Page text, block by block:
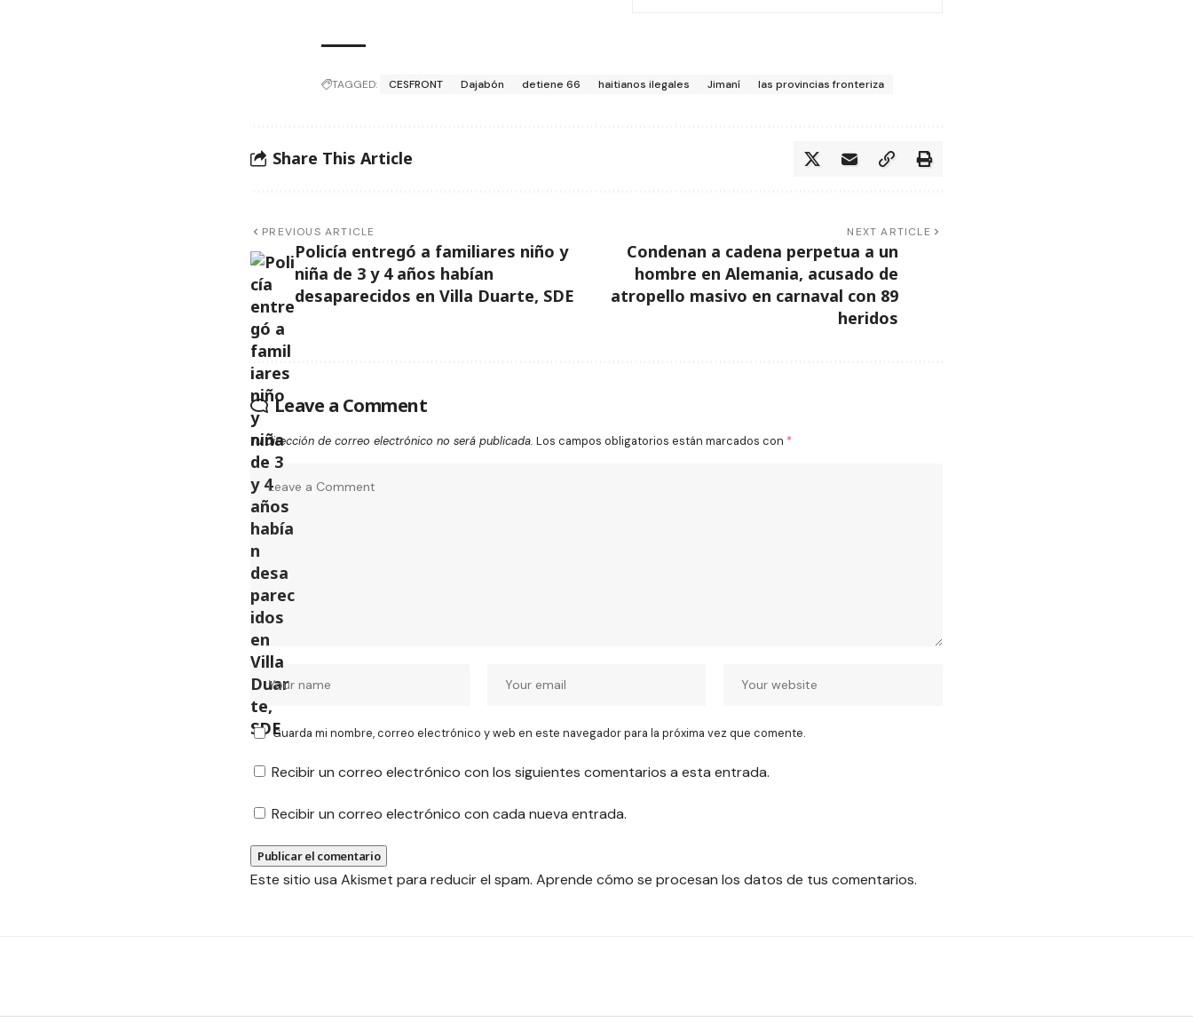
TAGGED: CESFRONT Dajabón detiene 66 haitianos ilegales Jimaní las provincias fronteriza
Share This Article
PREVIOUS ARTICLE
Policía entregó a familiares niño y
niña de 3 y 4 años habían
desaparecidos en Villa Duarte, SDE
NEXT ARTICLE
Condenan a cadena perpetua a un
hombre en Alemania, acusado de
atropello masivo en carnaval con 89
heridos
Leave a Comment
Tu dirección de correo electrónico no será publicada. Los campos obligatorios están marcados con *
Guarda mi nombre, correo electrónico y web en este navegador para la próxima vez que comente.
Recibir un correo electrónico con los siguientes comentarios a esta entrada.
Recibir un correo electrónico con cada nueva entrada.
Este sitio usa Akismet para reducir el spam. Aprende cómo se procesan los datos de tus comentarios.